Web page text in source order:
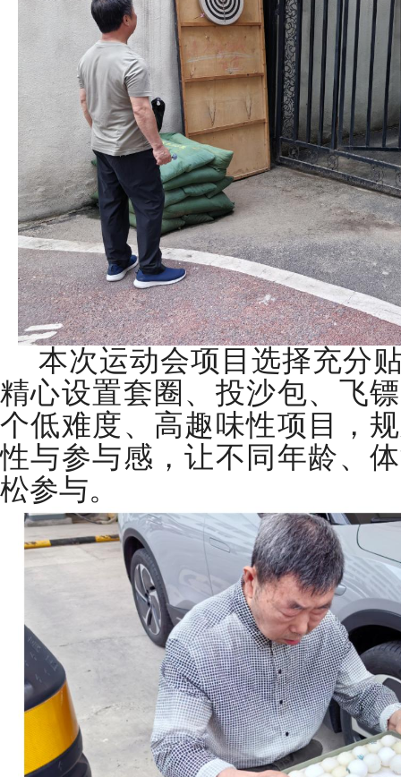
本次运动会项目选择充分
精心设置套圈、投沙包、飞
个低难度、高趣味性项目，
性与参与感，让不同年龄、
松参与。